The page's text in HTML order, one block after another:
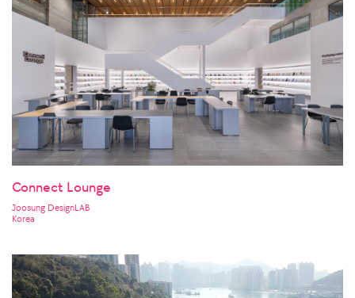
Connect Lounge
Joosung DesignLAB
Korea